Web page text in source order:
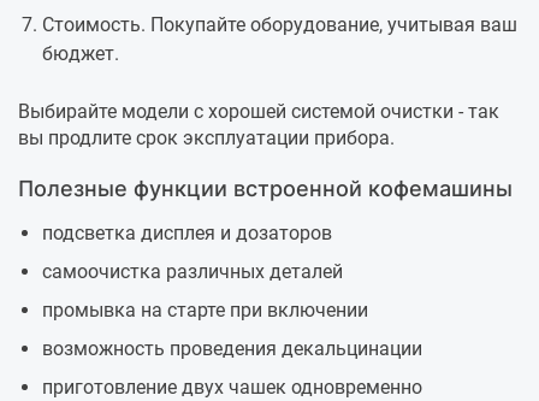
Стоимость. Покупайте оборудование, учитывая ваш
бюджет.
Выбирайте модели с хорошей системой очистки - так
вы продлите срок эксплуатации прибора.
Полезные функции встроенной кофемашины
подсветка дисплея и дозаторов
самоочистка различных деталей
промывка на старте при включении
возможность проведения декальцинации
приготовление двух чашек одновременно